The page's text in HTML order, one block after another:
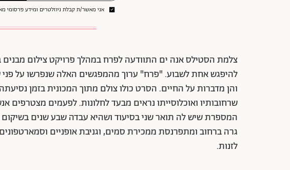
אני מאשר/ת קבלת ניוזלטרים ומידע פרסומי
צלמת הסטילס אנה ים התוודעה לפרח במהלך פרויקט צילום מבנים
להיפגש אחת לשבוע. "פרח" ערוך מהמפגשים האלה שנפרשו על
והן מדברות על החיים. הסרט כולו צולם מתוך המכונית בזמן
שרחובותיו ואוכלוסייתו נראים מבעד לחלונות. לפעמים מצטרפים
המספרת שיש לה תואר שני בסיעוד ושהיא עבדה שבע שנים בשיקום
גרה ברחוב ומתפרנסת ממכירת סמים, וגניבת אופניים
לזנות.